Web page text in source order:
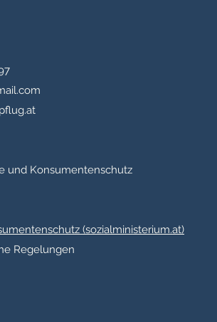
und Konsumentenschutz
(sozialministerium.at)
Regelungen